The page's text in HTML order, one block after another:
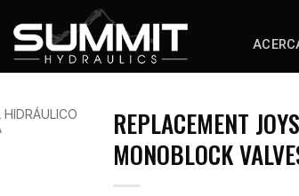
REPLACEMENT
MONOBLOCK